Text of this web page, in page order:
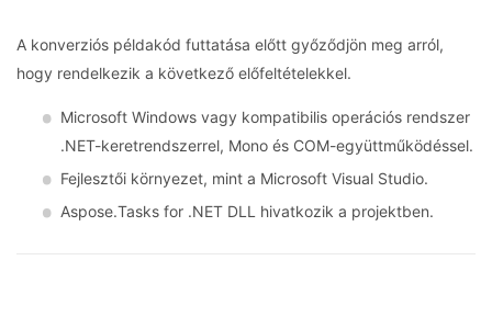
A konverziós példakód futtatása előtt győződjön meg arról,
hogy rendelkezik a következő előfeltételekkel.
Microsoft Windows vagy kompatibilis operációs rendszer
.NET-keretrendszerrel, Mono és COM-együttműködéssel.
Fejlesztői környezet, mint a Microsoft Visual Studio.
Aspose.Tasks for .NET DLL hivatkozik a projektben.